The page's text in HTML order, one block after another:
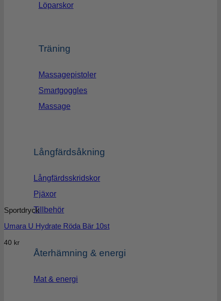
Löparskor
Träning
Massagepistoler
Smartgoggles
Massage
Långfärdsåkning
Långfärdsskridskor
Pjäxor
Tillbehör
Återhämning & energi
Mat & energi
Sportdryck
Umara U Hydrate Röda Bär 10st
40 kr